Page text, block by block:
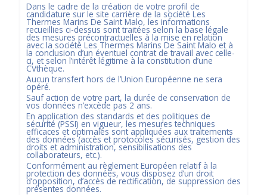
Dans le cadre de la création de votre profil de
candidature sur le site carrière de la société Les
Thermes Marins De Saint Malo, les informations
recueillies ci-dessus sont traitées selon la base légale
des mesures précontractuelles à la mise en relation
avec la société Les Thermes Marins De Saint Malo et à
la conclusion d’un éventuel contrat de travail avec celle-
ci, et selon l’intérêt légitime à la constitution d’une
CVthèque.
Aucun transfert hors de l’Union Européenne ne sera
opéré.
Sauf action de votre part, la durée de conservation de
vos données n’excède pas 2 ans.
En application des standards et des politiques de
sécurité (PSSI) en vigueur, les mesures techniques
efficaces et optimales sont appliquées aux traitements
des données (accès et protocoles sécurisés, gestion des
droits et administration, sensibilisations des
collaborateurs, etc.).
Conformément au règlement Européen relatif à la
protection des données, vous disposez d’un droit
d’opposition, d’accès de rectification, de suppression des
présentes données.